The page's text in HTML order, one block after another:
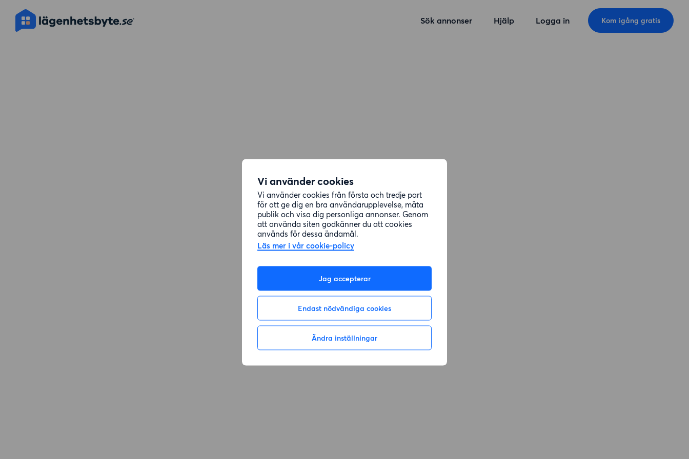
Vi använder cookies
Vi använder cookies från första och tredje part
för att ge dig en bra användarupplevelse, mäta
publik och visa dig personliga annonser. Genom
att använda siten godkänner du att cookies
används för dessa ändamål.
Läs mer i vår cookie-policy
Jag accepterar
Endast nödvändiga cookies
Ändra inställningar
Sök annonser Hjälp Logga in Kom igång gratis